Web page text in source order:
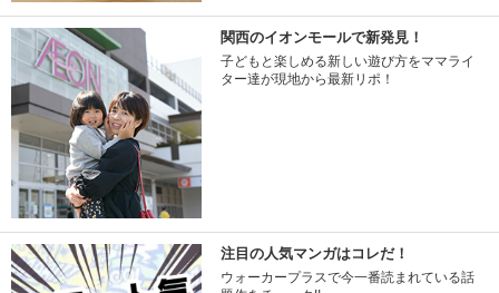
関西のイオンモールで新発見！
子どもと楽しめる新しい遊び方をママライ
ター達が現地から最新リポ！
注目の人気マンガはコレだ！
ウォーカープラスで今一番読まれている話